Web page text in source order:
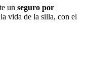
un seguro por
vida de la silla, con el